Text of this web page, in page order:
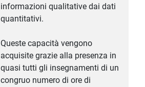
informazioni qualitative dai dati
quantitativi.
Queste capacità vengono
acquisite grazie alla presenza in
quasi tutti gli insegnamenti di un
congruo numero di ore di